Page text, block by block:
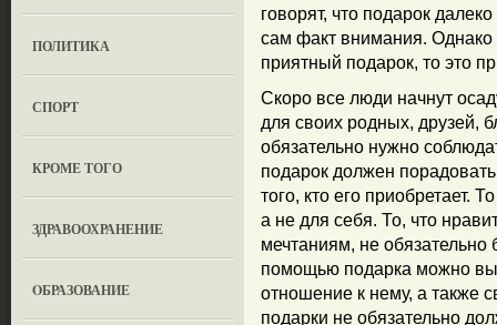
ПОЛИТИКА
СПОРТ
КРОМЕ ТОГО
ЗДРАВООХРАНЕНИЕ
OБРАЗОВАНИЕ
говорят, что подарок
сам факт внимания.
приятный подарок, то это
Скоро все люди начнут
для своих родных, друзей,
обязательно нужно
подарок должен порадовать
того, кто его приобретает.
а не для себя. То, что
мечтаниям, не обязательно
помощью подарка можно
отношение к нему, а также
подарки не обязательно